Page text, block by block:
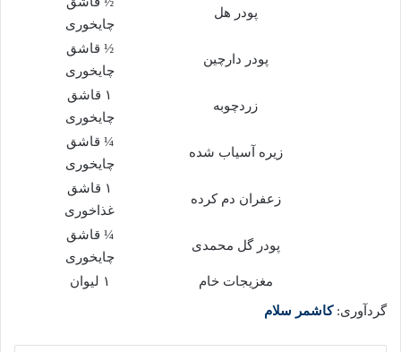
پودر هل
چایخوری
پودر دارچین
½ قاشق
چایخوری
زردچوبه
۱ قاشق
چایخوری
زیره آسیاب شده
¼ قاشق
چایخوری
زعفران دم کرده
۱ قاشق
غذاخوری
پودر گل محمدی
¼ قاشق
چایخوری
مغزیجات خام
۱ لیوان
گردآوری:کاشمر سلام